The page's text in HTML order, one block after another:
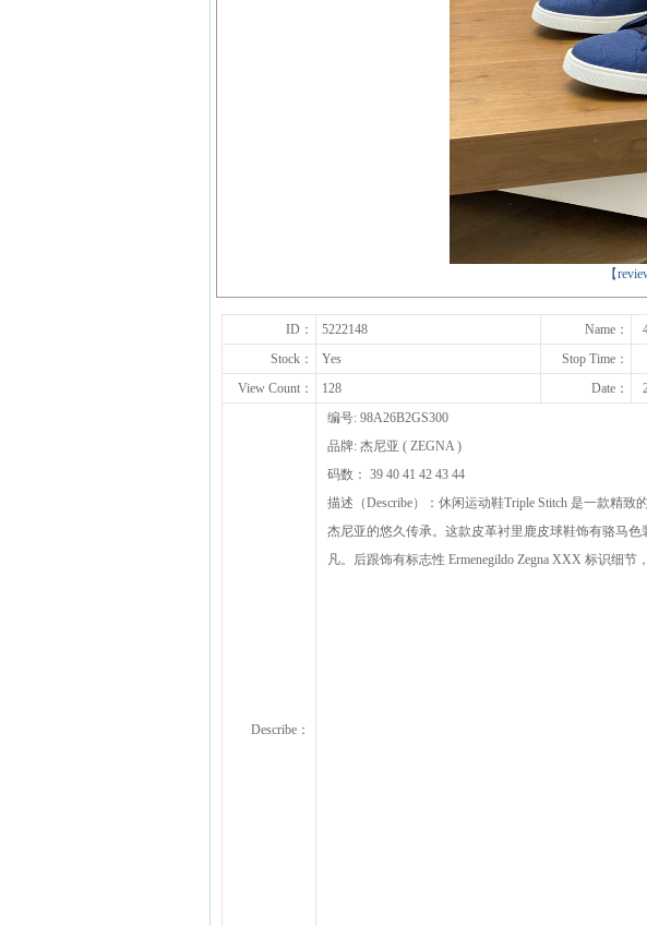
【
下
ID： 5222148 Name：
Stock：
Yes
Stop Time：
View Count：
128 Date：
Describe：
编号: 98A26B2GS300
品牌: 杰尼亚 ( ZEGNA )
码数： 39 40 41 42 43 44
描述（Describe）：休闲运动鞋Triple Stitch 是一款精
杰尼亚的悠久传承。这款皮革衬里鹿皮球鞋饰有骆马
凡。后跟饰有标志性 Ermenegildo Zegna XXX 标识细节